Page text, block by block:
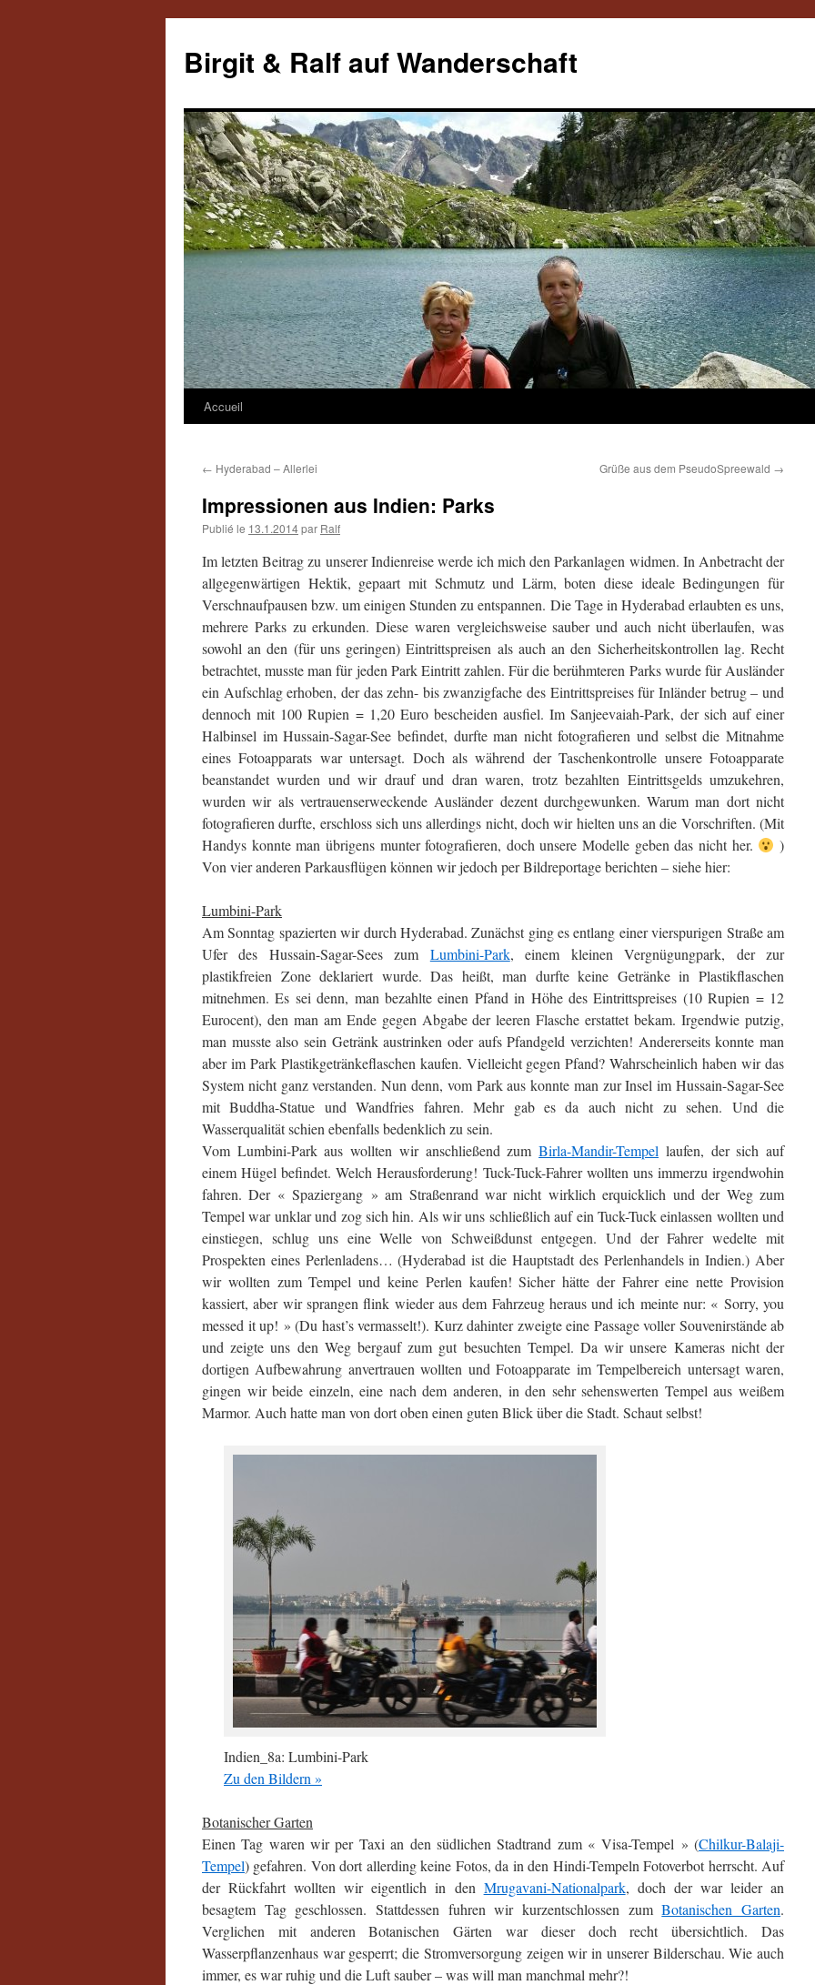
contenu
Birgit & Ralf auf Wanderschaft
Accueil
← Hyderabad – Allerlei Grüße aus dem PseudoSpreewald →
Impressionen aus Indien: Parks
Publié le 13.1.2014par Ralf
Im letzten Beitrag zu unserer Indienreise werde ich mich den Parkanlagen widmen. In Anbetracht der
allgegenwärtigen Hektik, gepaart mit Schmutz und Lärm, boten diese ideale Bedingungen für
Verschnaufpausen bzw. um einigen Stunden zu entspannen. Die Tage in Hyderabad erlaubten es uns,
mehrere Parks zu erkunden. Diese waren vergleichsweise sauber und auch nicht überlaufen, was
sowohl an den (für uns geringen) Eintrittspreisen als auch an den Sicherheitskontrollen lag. Recht
betrachtet, musste man für jeden Park Eintritt zahlen. Für die berühmteren Parks wurde für Ausländer
ein Aufschlag erhoben, der das zehn- bis zwanzigfache des Eintrittspreises für Inländer betrug – und
dennoch mit 100 Rupien = 1,20 Euro bescheiden ausfiel. Im Sanjeevaiah-Park, der sich auf einer
Halbinsel im Hussain-Sagar-See befindet, durfte man nicht fotografieren und selbst die Mitnahme
eines Fotoapparats war untersagt. Doch als während der Taschenkontrolle unsere Fotoapparate
beanstandet wurden und wir drauf und dran waren, trotz bezahlten Eintrittsgelds umzukehren,
wurden wir als vertrauenserweckende Ausländer dezent durchgewunken. Warum man dort nicht
fotografieren durfte, erschloss sich uns allerdings nicht, doch wir hielten uns an die Vorschriften. (Mit
Handys konnte man übrigens munter fotografieren, doch unsere Modelle geben das nicht her.
)
Von vier anderen Parkausflügen können wir jedoch per Bildreportage berichten – siehe hier:
Lumbini-Park
Am Sonntag spazierten wir durch Hyderabad. Zunächst ging es entlang einer vierspurigen Straße am
Ufer des Hussain-Sagar-Sees zum Lumbini-Park, einem kleinen Vergnügungpark, der zur
plastikfreien Zone deklariert wurde. Das heißt, man durfte keine Getränke in Plastikflaschen
mitnehmen. Es sei denn, man bezahlte einen Pfand in Höhe des Eintrittspreises (10 Rupien = 12
Eurocent), den man am Ende gegen Abgabe der leeren Flasche erstattet bekam. Irgendwie putzig,
man musste also sein Getränk austrinken oder aufs Pfandgeld verzichten! Andererseits konnte man
aber im Park Plastikgetränkeflaschen kaufen. Vielleicht gegen Pfand? Wahrscheinlich haben wir das
System nicht ganz verstanden. Nun denn, vom Park aus konnte man zur Insel im Hussain-Sagar-See
mit Buddha-Statue und Wandfries fahren. Mehr gab es da auch nicht zu sehen. Und die
Wasserqualität schien ebenfalls bedenklich zu sein.
Vom Lumbini-Park aus wollten wir anschließend zumBirla-Mandir-Tempel laufen, der sich auf
einem Hügel befindet. Welch Herausforderung! Tuck-Tuck-Fahrer wollten uns immerzu irgendwohin
fahren. Der « Spaziergang » am Straßenrand war nicht wirklich erquicklich und der Weg zum
Tempel war unklar und zog sich hin. Als wir uns schließlich auf ein Tuck-Tuck einlassen wollten und
einstiegen, schlug uns eine Welle von Schweißdunst entgegen. Und der Fahrer wedelte mit
Prospekten eines Perlenladens… (Hyderabad ist die Hauptstadt des Perlenhandels in Indien.) Aber
wir wollten zum Tempel und keine Perlen kaufen! Sicher hätte der Fahrer eine nette Provision
kassiert, aber wir sprangen flink wieder aus dem Fahrzeug heraus und ich meinte nur: « Sorry, you
messed it up! » (Du hast’s vermasselt!). Kurz dahinter zweigte eine Passage voller Souvenirstände ab
und zeigte uns den Weg bergauf zum gut besuchten Tempel. Da wir unsere Kameras nicht der
dortigen Aufbewahrung anvertrauen wollten und Fotoapparate im Tempelbereich untersagt waren,
gingen wir beide einzeln, eine nach dem anderen, in den sehr sehenswerten Tempel aus weißem
Marmor. Auch hatte man von dort oben einen guten Blick über die Stadt. Schaut selbst!
Indien_8a: Lumbini-Park
Zu den Bildern »
Botanischer Garten
Einen Tag waren wir per Taxi an den südlichen Stadtrand zum « Visa-Tempel » (Chilkur-Balaji-
Tempel) gefahren. Von dort allerding keine Fotos, da in den Hindi-Tempeln Fotoverbot herrscht. Auf
der Rückfahrt wollten wir eigentlich in den Mrugavani-Nationalpark, doch der war leider an
besagtem Tag geschlossen. Stattdessen fuhren wir kurzentschlossen zumBotanischen Garten.
Verglichen mit anderen Botanischen Gärten war dieser doch recht übersichtlich. Das
Wasserpflanzenhaus war gesperrt; die Stromversorgung zeigen wir in unserer Bilderschau. Wie auch
immer, es war ruhig und die Luft sauber – was will man manchmal mehr?!